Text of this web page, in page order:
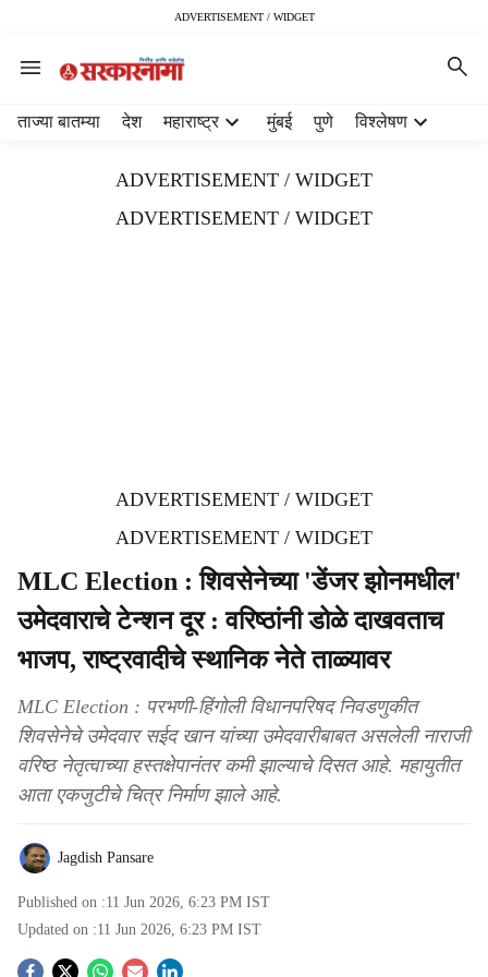
ADVERTISEMENT / WIDGET
ताज्या बातम्या देश महाराष्ट्र मुंबई पुणे विश्लेषण
ADVERTISEMENT / WIDGET
ADVERTISEMENT / WIDGET
ADVERTISEMENT / WIDGET
ADVERTISEMENT / WIDGET
MLC Election : शिवसेनेच्या 'डेंजर झोनमधील'
उमेदवाराचे टेन्शन दूर : वरिष्ठांनी डोळे दाखवताच
भाजप, राष्ट्रवादीचे स्थानिक नेते ताळ्यावर
MLC Election : परभणी-हिंगोली विधानपरिषद निवडणुकीत
शिवसेनेचे उमेदवार सईद खान यांच्या उमेदवारीबाबत असलेली नाराजी
वरिष्ठ नेतृत्वाच्या हस्तक्षेपानंतर कमी झाल्याचे दिसत आहे. महायुतीत
आता एकजुटीचे चित्र निर्माण झाले आहे.
Jagdish Pansare
Published on :11 Jun 2026, 6:23 PM IST
Updated on :11 Jun 2026, 6:23 PM IST